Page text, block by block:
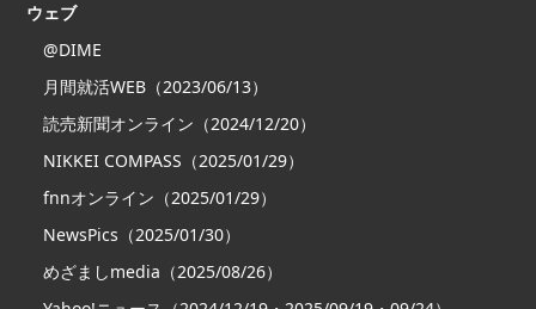
ウェブ
@DIME
月間就活WEB（2023/06/13）
読売新聞オンライン（2024/12/20）
NIKKEI COMPASS（2025/01/29）
fnnオンライン（2025/01/29）
NewsPics（2025/01/30）
めざましmedia（2025/08/26）